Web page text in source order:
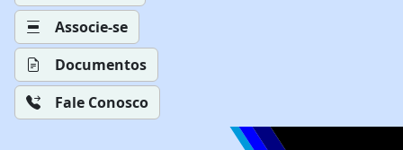
Associe-se
Documentos
Fale Conosco